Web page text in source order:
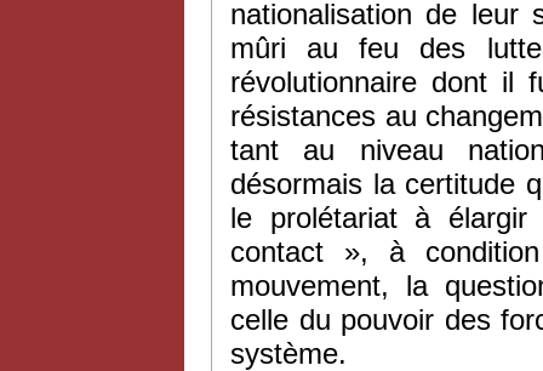
nationalisation de leur
mûri au feu des
révolutionnaire dont
résistances au
tant au niveau
désormais la certitude
le prolétariat à
contact », à
mouvement, la
celle du pouvoir des
système.